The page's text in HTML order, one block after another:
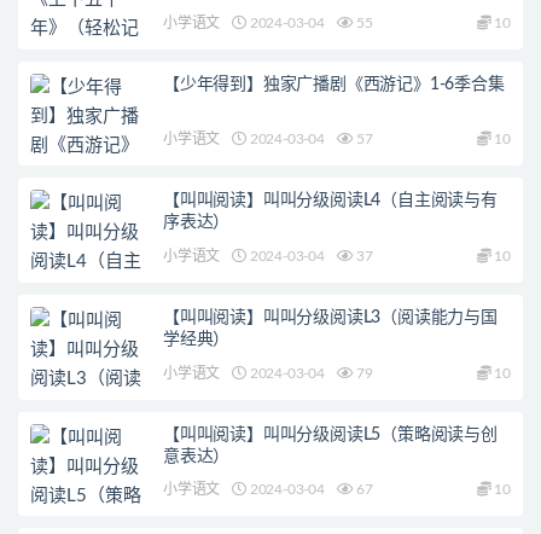
小学语文 2024-03-04 55 10
【少年得到】独家广播剧《西游记》1-6季合集
小学语文 2024-03-04 57 10
【叫叫阅读】叫叫分级阅读L4（自主阅读与有
序表达）
小学语文 2024-03-04 37 10
【叫叫阅读】叫叫分级阅读L3（阅读能力与国
学经典）
小学语文 2024-03-04 79 10
【叫叫阅读】叫叫分级阅读L5（策略阅读与创
意表达）
小学语文 2024-03-04 67 10